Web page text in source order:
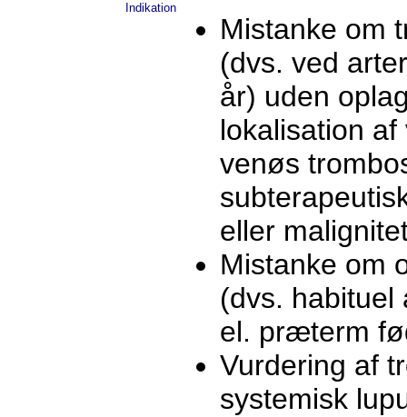
Indikation
Mistanke om
(dvs. ved
år) uden
lokalisation
venøs
eller
Mistanke om
(dvs. habituel
el. præterm
Vurdering af
systemisk